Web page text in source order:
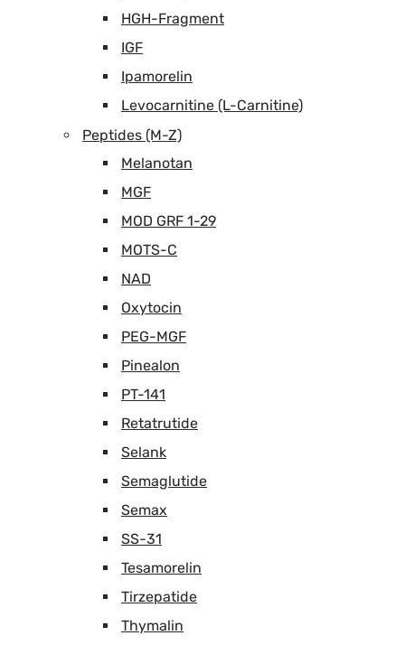
HGH-Fragment
IGF
Ipamorelin
Levocarnitine (L-Carnitine)
Peptides (M-Z)
Melanotan
MGF
MOD GRF 1-29
MOTS-C
NAD
Oxytocin
PEG-MGF
Pinealon
PT-141
Retatrutide
Selank
Semaglutide
Semax
SS-31
Tesamorelin
Tirzepatide
Thymalin